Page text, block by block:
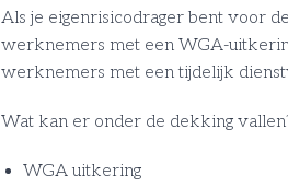
Als je eigenrisicodrager bent voor
werknemers met een WGA-
werknemers met een tijdelijk
Wat kan er onder de dekking
WGA uitkering